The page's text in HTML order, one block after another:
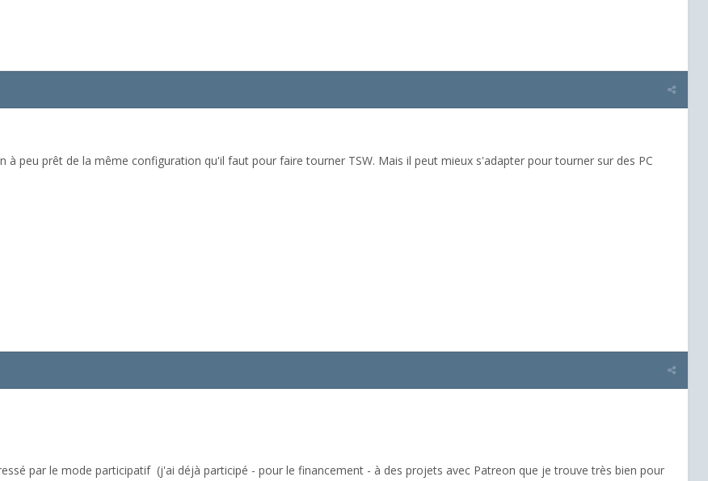
peu prêt de la même configuration qu'il faut pour faire tourner TSW. Mais il peut mieux s'adapter pour tourner sur des PC
par le mode participatif (j'ai déjà participé - pour le financement - à des projets avec Patreon que je trouve très bien pour